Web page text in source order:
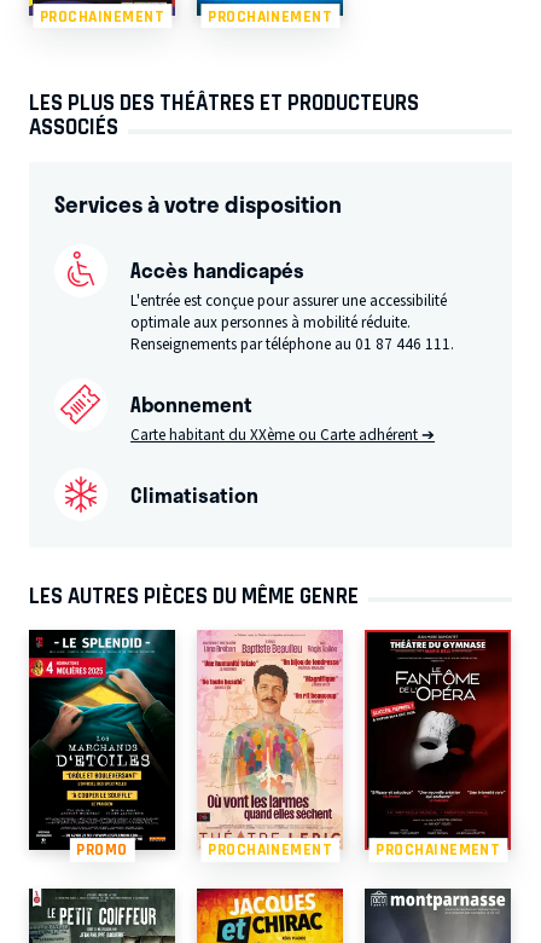
PROCHAINEMENT PROCHAINEMENT
LES PLUS DES THÉÂTRES ET PRODUCTEURS
ASSOCIÉS
Services à votre disposition
Accès handicapés
L'entrée est conçue pour assurer une accessibilité
optimale aux personnes à mobilité réduite.
Renseignements par téléphone au 01 87 446 111.
Abonnement
Carte habitant du XXème ou Carte adhérent ➔
Climatisation
LES AUTRES PIÈCES DU MÊME GENRE
PROMO PROCHAINEMENT PROCHAINEMENT